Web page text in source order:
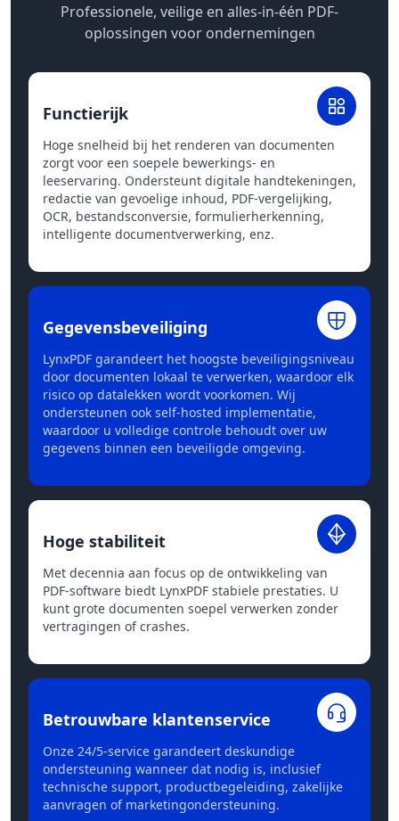
Professionele, veilige en alles-in-één PDF-
oplossingen voor ondernemingen
Functierijk
Hoge snelheid bij het renderen van documenten
zorgt voor een soepele bewerkings- en
leeservaring. Ondersteunt digitale handtekeningen,
redactie van gevoelige inhoud, PDF-vergelijking,
OCR, bestandsconversie, formulierherkenning,
intelligente documentverwerking, enz.
Gegevensbeveiliging
LynxPDF garandeert het hoogste beveiligingsniveau
door documenten lokaal te verwerken, waardoor elk
risico op datalekken wordt voorkomen. Wij
ondersteunen ook self-hosted implementatie,
waardoor u volledige controle behoudt over uw
gegevens binnen een beveiligde omgeving.
Hoge stabiliteit
Met decennia aan focus op de ontwikkeling van
PDF-software biedt LynxPDF stabiele prestaties. U
kunt grote documenten soepel verwerken zonder
vertragingen of crashes.
Betrouwbare klantenservice
Onze 24/5-service garandeert deskundige
ondersteuning wanneer dat nodig is, inclusief
technische support, productbegeleiding, zakelijke
aanvragen of marketingondersteuning.